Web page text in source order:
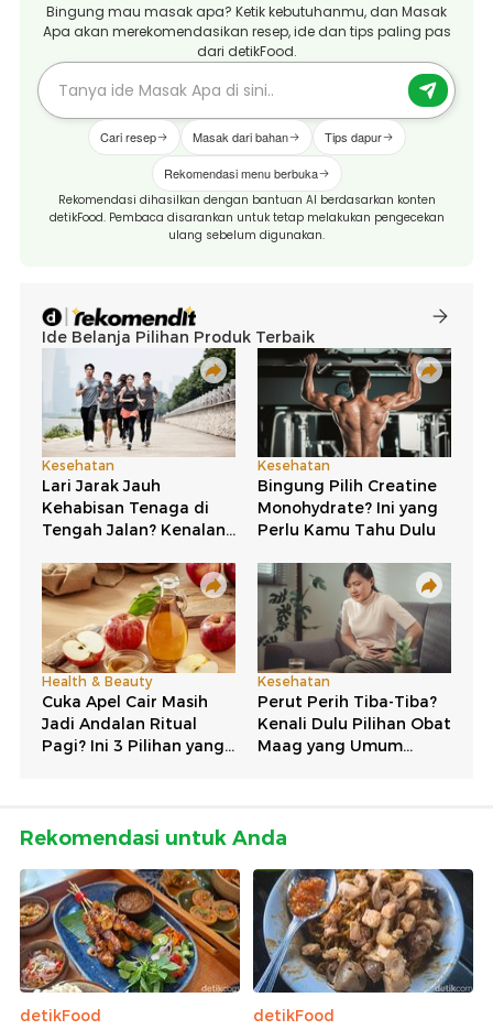
Bingung mau masak apa? Ketik kebutuhanmu, dan Masak
Apa akan merekomendasikan resep, ide dan tips paling pas
dari detikFood.
Cari resep Masak dari bahan Tips dapur
Rekomendasi menu berbuka
Rekomendasi dihasilkan dengan bantuan AI berdasarkan konten
detikFood. Pembaca disarankan untuk tetap melakukan pengecekan
ulang sebelum digunakan.
Rekomendasi untuk Anda
detikFood
detikFood